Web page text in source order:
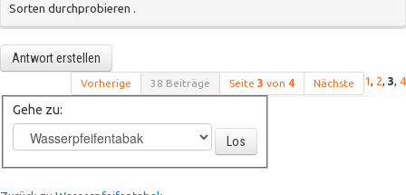
Sorten durchprobieren .
Antwort erstellen
Vorherige 38 Beiträge Seite 3 von 4 1 2 3 4
Nächste
Gehe zu:
Los